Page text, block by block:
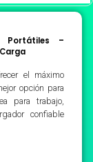
Portátiles –
el máximo
opción para
para trabajo,
confiable